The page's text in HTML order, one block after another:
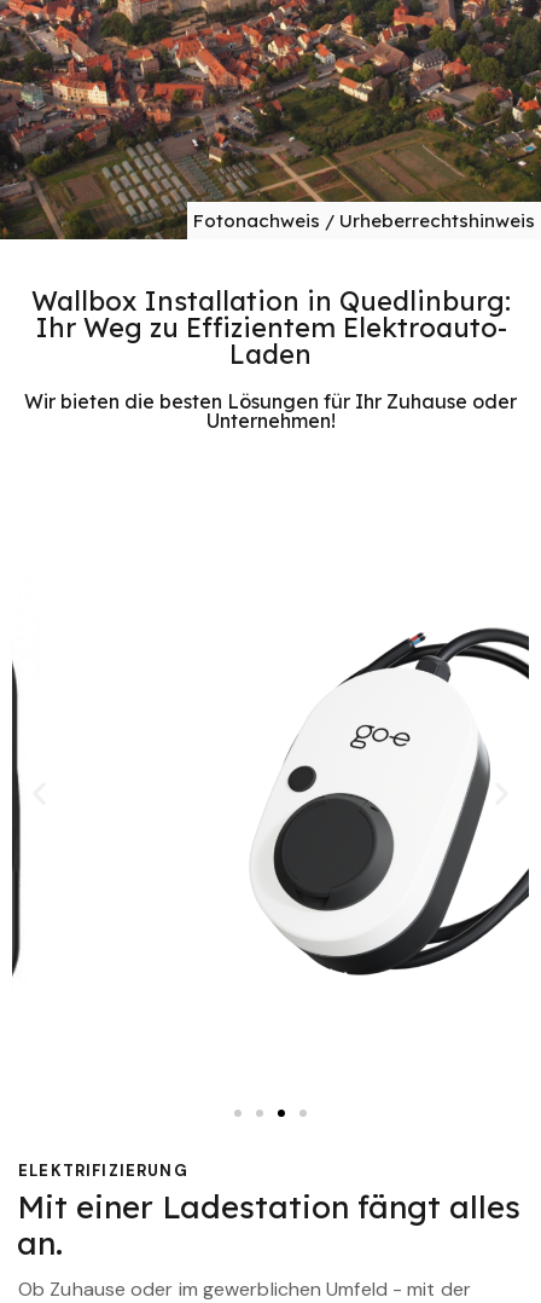
Fotonachweis / Urheberrechtshinweis
Wallbox Installation in Quedlinburg:
Ihr Weg zu Effizientem Elektroauto-
Laden
Wir bieten die besten Lösungen für Ihr Zuhause oder
Unternehmen!
ELEKTRIFIZIERUNG
Mit einer Ladestation fängt alles
an.
Ob Zuhause oder im gewerblichen Umfeld - mit der